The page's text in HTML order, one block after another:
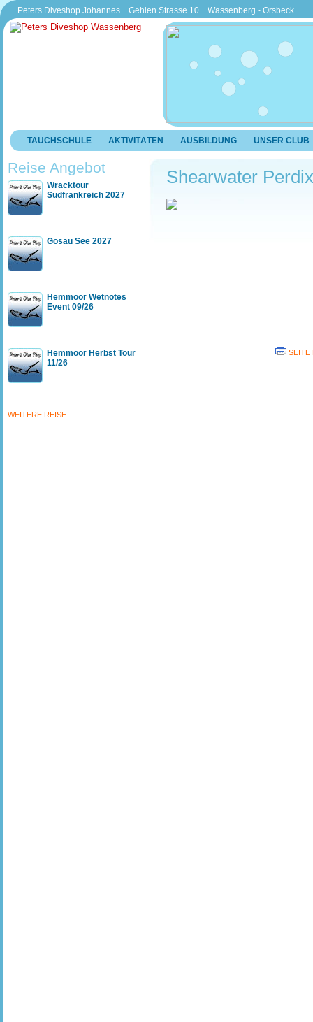
Peters Diveshop Johannes Gehlen Strasse 10 Wassenberg - Orsbeck
TAUCHSCHULE AKTIVITÄTEN AUSBILDUNG UNSER CLUB
Reise Angebot
Wracktour
Südfrankreich 2027
Gosau See 2027
Hemmoor Wetnotes
Event 09/26
Hemmoor Herbst Tour
11/26
WEITERE REISE
Shearwater
SEITE